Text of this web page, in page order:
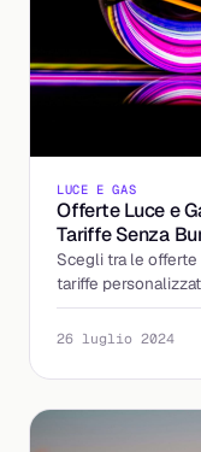
LUCE E GAS
Offerte Luce e
Tariffe Senza
Scegli tra le offerte
tariffe
supporto di
26 luglio 2024